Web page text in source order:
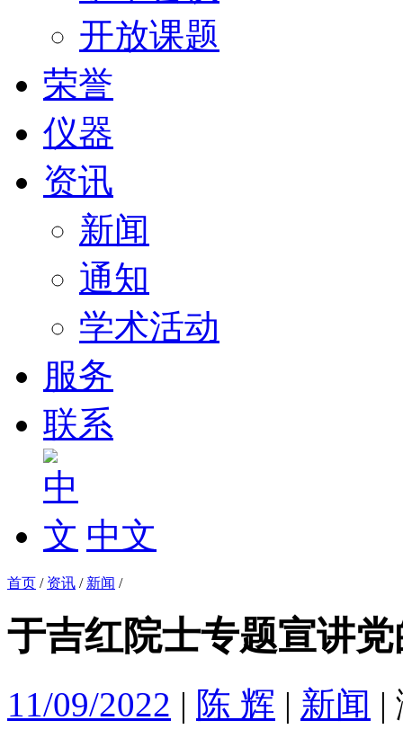
开放课题
荣誉
仪器
资讯
新闻
通知
学术活动
服务
联系
中文
首页 / 资讯 / 新闻 /
于吉红院士专题宣讲
11/09/2022 | 陈 辉 | 新闻 |